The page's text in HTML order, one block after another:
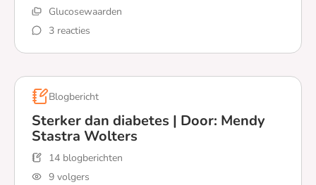
Glucosewaarden
3 reacties
Lees meer over Welke maat voor glucosevariabiliteit
Blogbericht
Sterker dan diabetes | Door: Mendy
Stastra Wolters
14 blogberichten
9 volgers